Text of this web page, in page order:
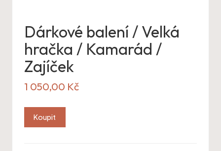
Dárkové balení / Velká
hračka / Kamarád /
Zajíček
1 050,00 Kč
Koupit